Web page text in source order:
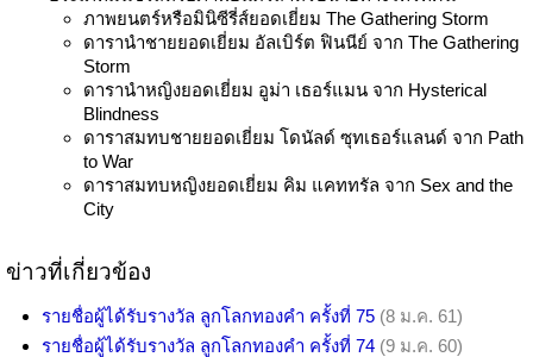
ภาพยนตร์หรือมินิซีรี่ส์ยอดเยี่ยม The Gathering Storm
ดารานำชายยอดเยี่ยม อัลเบิร์ต ฟินนีย์ จาก The Gathering
Storm
ดารานำหญิงยอดเยี่ยม อูม่า เธอร์แมน จาก Hysterical
Blindness
ดาราสมทบชายยอดเยี่ยม โดนัลด์ ซุทเธอร์แลนด์ จาก Path
to War
ดาราสมทบหญิงยอดเยี่ยม คิม แคททรัล จาก Sex and the
City
ข่าวที่เกี่ยวข้อง
รายชื่อผู้ได้รับรางวัล ลูกโลกทองคำ ครั้งที่ 75 (8 ม.ค. 61)
รายชื่อผู้ได้รับรางวัล ลูกโลกทองคำ ครั้งที่ 74 (9 ม.ค. 60)